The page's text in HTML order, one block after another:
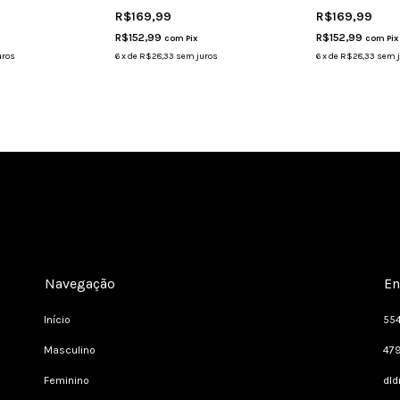
R$169,99
R$152,99 com Pix
6xde R$28,33 sem juros
R$169,99
R$152,99 com Pix
6xde R$28,33 sem
Navegação
Início
Masculino
Feminino